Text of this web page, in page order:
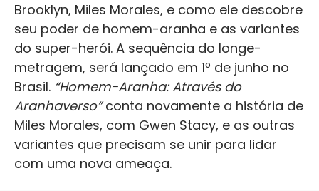
Brooklyn, Miles Morales, e como ele descobre
seu poder de homem-aranha e as variantes
do super-herói. A sequência do longe-
metragem, será lançado em 1º de junho no
Brasil. “Homem-Aranha: Através do
Aranhaverso”conta novamente a história de
Miles Morales, com Gwen Stacy, e as outras
variantes que precisam se unir para lidar
com uma nova ameaça.